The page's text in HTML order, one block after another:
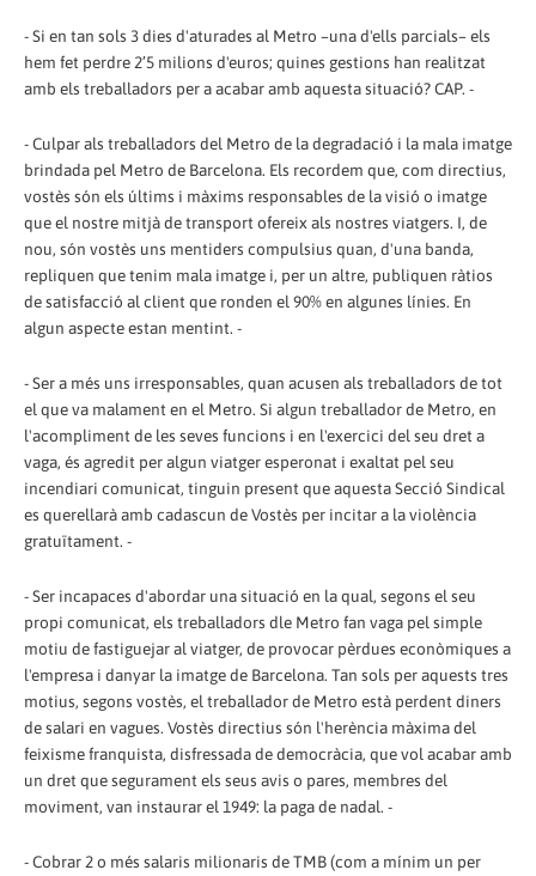
- Si en tan sols 3 dies d'aturades al Metro –una d'ells parcials– els
hem fet perdre 2’5 milions d'euros; quines gestions han realitzat
amb els treballadors per a acabar amb aquesta situació? CAP. -
- Culpar als treballadors del Metro de la degradació i la mala imatge
brindada pel Metro de Barcelona. Els recordem que, com directius,
vostès són els últims i màxims responsables de la visió o imatge
que el nostre mitjà de transport ofereix als nostres viatgers. I, de
nou, són vostès uns mentiders compulsius quan, d'una banda,
repliquen que tenim mala imatge i, per un altre, publiquen ràtios
de satisfacció al client que ronden el 90% en algunes línies. En
algun aspecte estan mentint. -
- Ser a més uns irresponsables, quan acusen als treballadors de tot
el que va malament en el Metro. Si algun treballador de Metro, en
l'acompliment de les seves funcions i en l'exercici del seu dret a
vaga, és agredit per algun viatger esperonat i exaltat pel seu
incendiari comunicat, tinguin present que aquesta Secció Sindical
es querellarà amb cadascun de Vostès per incitar a la violència
gratuïtament. -
- Ser incapaces d'abordar una situació en la qual, segons el seu
propi comunicat, els treballadors dle Metro fan vaga pel simple
motiu de fastiguejar al viatger, de provocar pèrdues econòmiques a
l'empresa i danyar la imatge de Barcelona. Tan sols per aquests tres
motius, segons vostès, el treballador de Metro està perdent diners
de salari en vagues. Vostès directius són l'herència màxima del
feixisme franquista, disfressada de democràcia, que vol acabar amb
un dret que segurament els seus avis o pares, membres del
moviment, van instaurar el 1949: la paga de nadal. -
- Cobrar 2 o més salaris milionaris de TMB (com a mínim un per